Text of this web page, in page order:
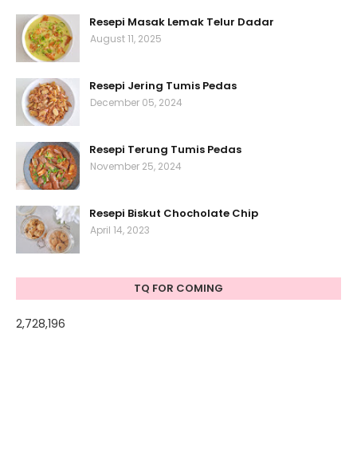
Resepi Masak Lemak Telur Dadar
August 11, 2025
Resepi Jering Tumis Pedas
December 05, 2024
Resepi Terung Tumis Pedas
November 25, 2024
Resepi Biskut Chocholate Chip
April 14, 2023
TQ FOR COMING
2,728,196